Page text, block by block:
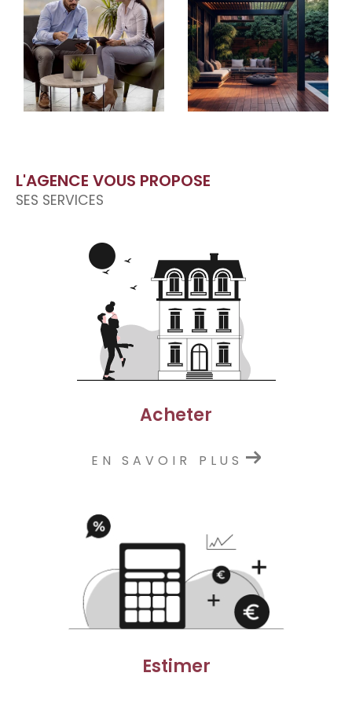
L'AGENCE VOUS PROPOSE
SES SERVICES
Acheter
EN SAVOIR PLUS
Estimer